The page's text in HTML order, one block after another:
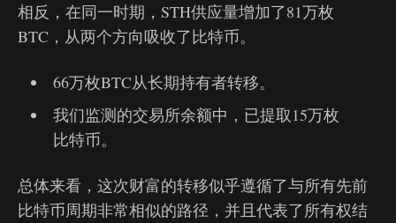
相反，在同一时期，STH供应量增加了81万枚
BTC，从两个方向吸收了比特币。
66万枚BTC从长期持有者转移。
我们监测的交易所余额中，已提取15万枚
比特币。
总体来看，这次财富的转移似乎遵循了与所有先前
比特币周期非常相似的路径，并且代表了所有权结